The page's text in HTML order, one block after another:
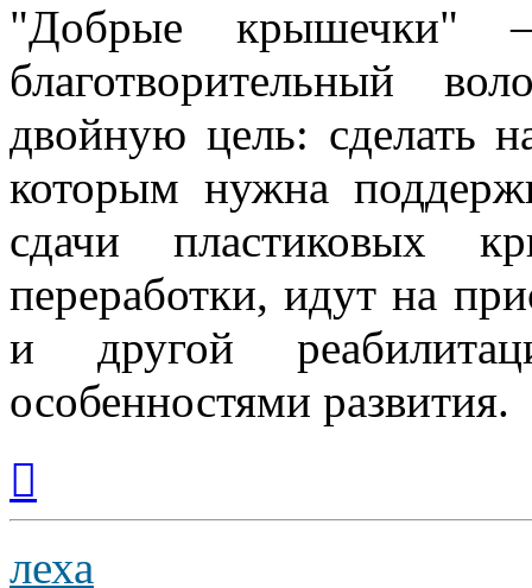
"Добрые крышечки"
благотворительный
двойную цель: сделать
которым нужна
сдачи пластиковых
переработки, идут на
и другой
особенностями развития.
началу
леха